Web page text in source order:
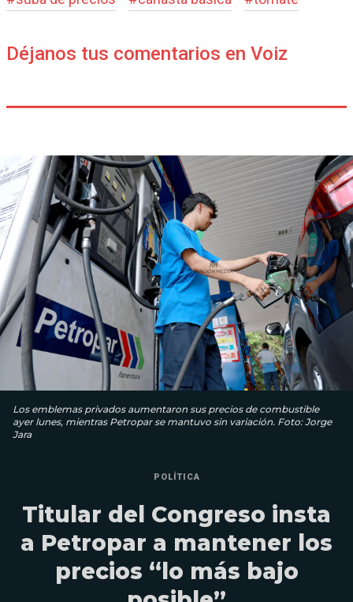
Déjanos tus comentarios en Voiz
Los emblemas privados aumentaron sus precios de combustible
ayer lunes, mientras Petropar se mantuvo sin variación. Foto: Jorge
Jara
POLÍTICA
Titular del Congreso insta
a Petropar a mantener los
precios “lo más bajo